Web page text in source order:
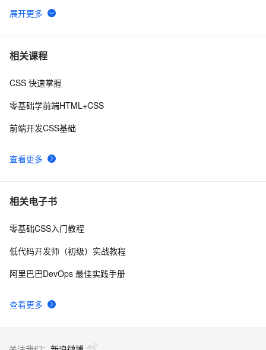
6 使用CSS实现 图片帧动画 与 曲线运动
7 【01】完成新年倒计时页面-蛇年新年快乐倒计时领取礼
html5+div+CSS+JavaScript-优雅草卓伊凡-做一条关于新
8 CSS中如何实现DIV居中
们，让你的网页设计秒变高大上，面试难题迎刃而解！
相关课程
查看更多
CSS 快速掌握
零基础学前端HTML+CSS
前端开发CSS基础
相关电子书
查看更多
零基础CSS入门教程
低代码开发师（初级）实战教程
阿里巴巴DevOps 最佳实践手册